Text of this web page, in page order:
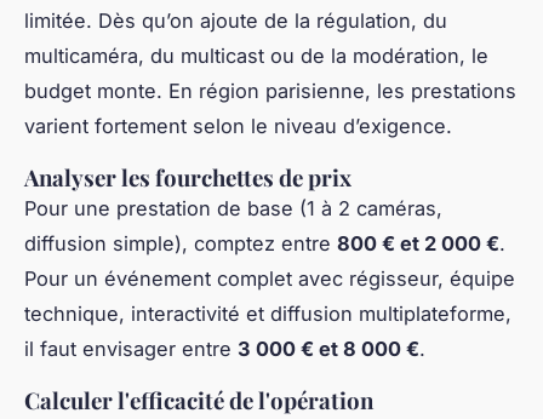
limitée. Dès qu’on ajoute de la régulation, du
multicaméra, du multicast ou de la modération, le
budget monte. En région parisienne, les prestations
varient fortement selon le niveau d’exigence.
Analyser les fourchettes de prix
Pour une prestation de base (1 à 2 caméras,
diffusion simple), comptez entre 800 € et 2 000 €.
Pour un événement complet avec régisseur, équipe
technique, interactivité et diffusion multiplateforme,
il faut envisager entre 3 000 € et 8 000 €.
Calculer l'efficacité de l'opération